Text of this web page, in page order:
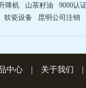
降机 山茶籽油
9000认
软瓷设备 昆明公司注销
中心 关于我们